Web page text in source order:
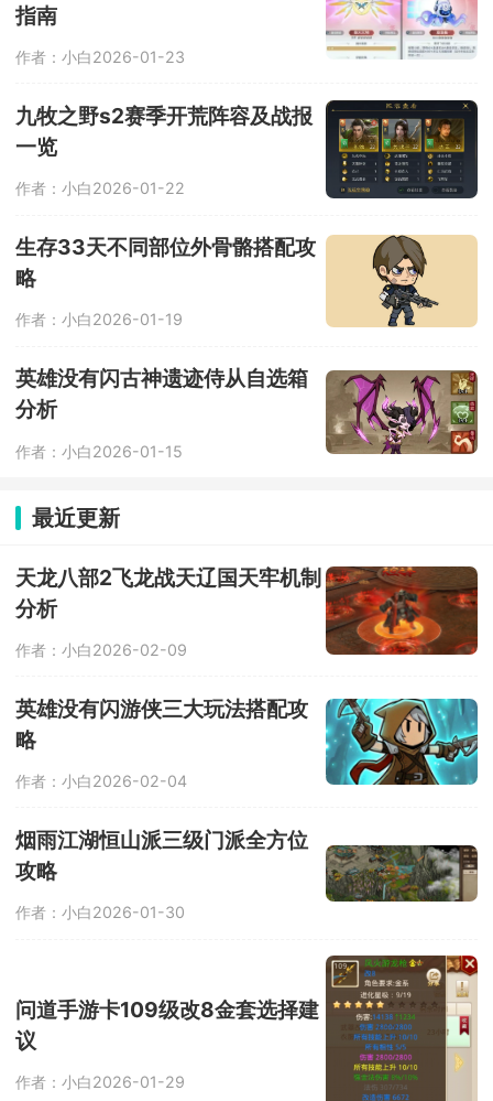
指南
作者：小白2026-01-23
九牧之野s2赛季开荒阵容及战报
一览
作者：小白2026-01-22
生存33天不同部位外骨骼搭配攻
略
作者：小白2026-01-19
英雄没有闪古神遗迹侍从自选箱
分析
作者：小白2026-01-15
最近更新
天龙八部2飞龙战天辽国天牢机制
分析
作者：小白2026-02-09
英雄没有闪游侠三大玩法搭配攻
略
作者：小白2026-02-04
烟雨江湖恒山派三级门派全方位
攻略
作者：小白2026-01-30
问道手游卡109级改8金套选择建
议
作者：小白2026-01-29